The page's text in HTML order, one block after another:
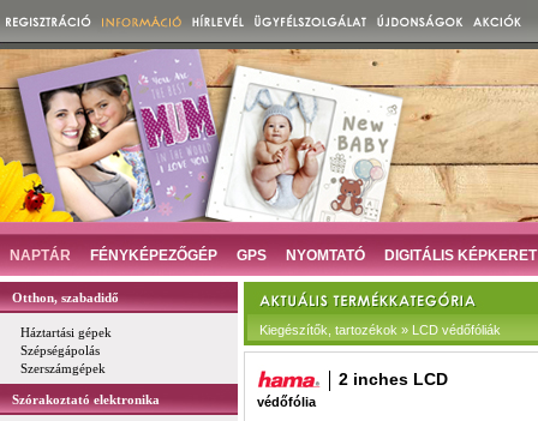
NAPTÁR FÉNYKÉPEZŐGÉP GPS NYOMTATÓ DIGITÁLIS KÉPKERET
Otthon, szabadidő
Háztartási gépek
Szépségápolás
Szerszámgépek
Szórakoztató elektronika
Kiegészítők, tartozékok » LCD védőfóliák
2 inches LCD
védőfólia